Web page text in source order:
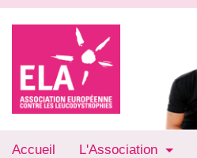
Accueil L'Association